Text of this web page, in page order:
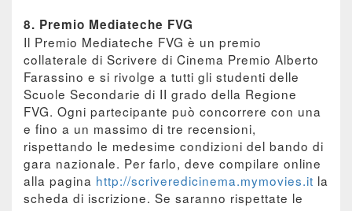
8. Premio Mediateche FVG
Il Premio Mediateche FVG è un premio
collaterale di Scrivere di Cinema Premio Alberto
Farassino e si rivolge a tutti gli studenti delle
Scuole Secondarie di II grado della Regione
FVG. Ogni partecipante può concorrere con una
e fino a un massimo di tre recensioni,
rispettando le medesime condizioni del bando di
gara nazionale. Per farlo, deve compilare online
alla pagina http://scriveredicinema.mymovies.it la
scheda di iscrizione. Se saranno rispettate le